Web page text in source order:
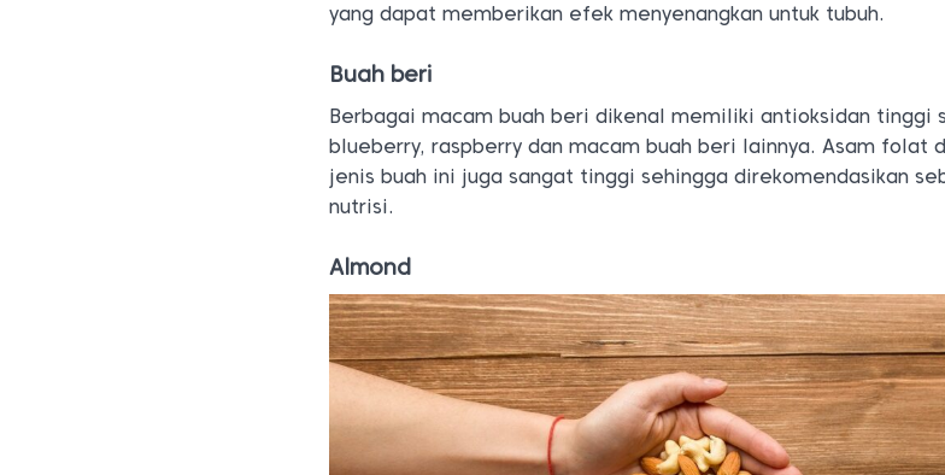
yang dapat memberikan efek menyenangkan untuk tubuh.
Buah beri
Berbagai macam buah beri dikenal memiliki antioksidan tinggi
blueberry, raspberry dan macam buah beri lainnya. Asam folat
jenis buah ini juga sangat tinggi sehingga direkomendasikan
nutrisi.
Almond